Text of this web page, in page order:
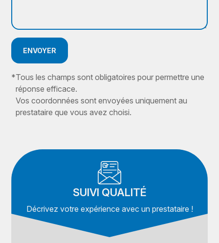
ENVOYER
*Tous les champs sont obligatoires pour permettre une
réponse efficace.
Vos coordonnées sont envoyées uniquement au
prestataire que vous avez choisi.
SUIVI QUALITÉ
Décrivez votre expérience avec un prestataire !